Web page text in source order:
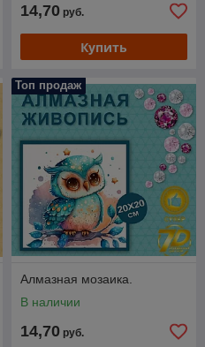
14,70 руб.
Купить
Топ продаж
Алмазная мозаика.
В наличии
14,70 руб.